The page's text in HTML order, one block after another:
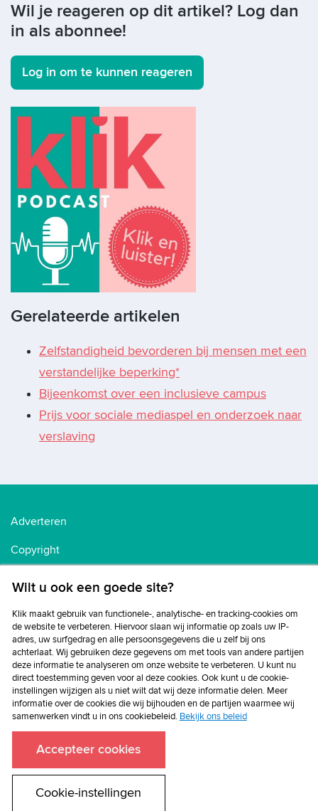
Wil je reageren op dit artikel? Log dan
in als abonnee!
Log in om te kunnen reageren
Gerelateerde artikelen
Zelfstandigheid bevorderen bij mensen met een
verstandelijke beperking*
Bijeenkomst over een inclusieve campus
Prijs voor sociale mediaspel en onderzoek naar
verslaving
Adverteren
Copyright
Cookiebeleid
Privacybeleid
Disclaimer
Wilt u ook een goede site?
Klik maakt gebruik van functionele-, analytische- en tracking-cookies om
de website te verbeteren. Hiervoor slaan wij informatie op zoals uw IP-
adres, uw surfgedrag en alle persoonsgegevens die u zelf bij ons
achterlaat. Wij gebruiken deze gegevens om met tools van andere partijen
deze informatie te analyseren om onze website te verbeteren. U kunt nu
direct toestemming geven voor al deze cookies. Ook kunt u de cookie-
instellingen wijzigen als u niet wilt dat wij deze informatie delen. Meer
informatie over de cookies die wij bijhouden en de partijen waarmee wij
samenwerken vindt u in ons cookiebeleid. Bekijk ons beleid
Accepteer cookies
Cookie-instellingen